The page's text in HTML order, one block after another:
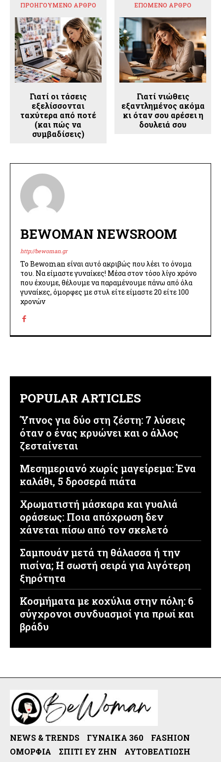
ΠΡΟΗΓΟΎΜΕΝΟ ΆΡΘΡΟ
Γιατί οι τάσεις
εξελίσσονται
ταχύτερα από ποτέ
(και πώς να
συμβαδίσεις)
ΕΠΌΜΕΝΟ ΆΡΘΡΟ
Γιατί νιώθεις
εξαντλημένος ακόμα
κι όταν σου αρέσει η
δουλειά σου
BEWOMAN NEWSROOM
http://bewoman.gr
Το Bewoman είναι αυτό ακριβώς που λέει το όνομα
του. Να είμαστε γυναίκες! Μέσα στον τόσο λίγο χρόνο
που έχουμε, θέλουμε να παραμένουμε πάνω από όλα
γυναίκες, όμορφες με στυλ είτε είμαστε 20 είτε 100
χρονών
POPULAR ARTICLES
Ύπνος για δύο στη ζέστη: 7 λύσεις
όταν ο ένας κρυώνει και ο άλλος
ζεσταίνεται
Μεσημεριανό χωρίς μαγείρεμα: Ένα
καλάθι, 5 δροσερά πιάτα
Χρωματιστή μάσκαρα και γυαλιά
οράσεως: Ποια απόχρωση δεν
χάνεται πίσω από τον σκελετό
Σαμπουάν μετά τη θάλασσα ή την
πισίνα; Η σωστή σειρά για λιγότερη
ξηρότητα
Κοσμήματα με κοχύλια στην πόλη: 6
σύγχρονοι συνδυασμοί για πρωί και
βράδυ
NEWS & TRENDS ΓΥΝΑΊΚΑ 360
FASHION
ΟΜΟΡΦΙΆ
ΣΠΊΤΙ ΕΥ ΖΗΝ ΑΥΤΟΒΕΛΤΊΩΣΗ